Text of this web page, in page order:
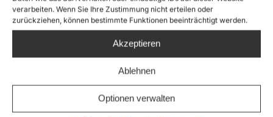
verarbeiten. Wenn Sie Ihre Zustimmung nicht erteilen oder
zurückziehen, können bestimmte Funktionen beeinträchtigt werden.
Akzeptieren
Ablehnen
Optionen verwalten
2025